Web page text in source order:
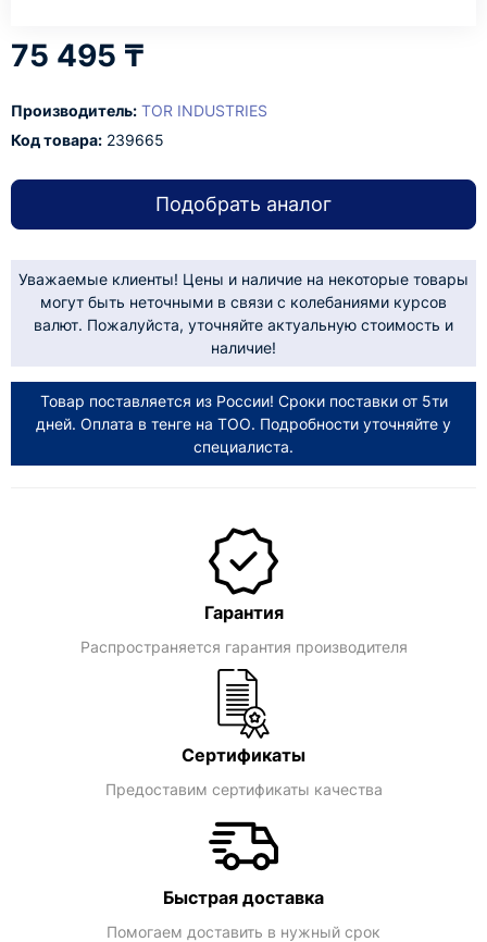
75 495 ₸
Производитель: TOR INDUSTRIES
Код товара: 239665
Подобрать аналог
Уважаемые клиенты! Цены и наличие на некоторые товары
могут быть неточными в связи с колебаниями курсов
валют. Пожалуйста, уточняйте актуальную стоимость и
наличие!
Товар поставляется из России! Сроки поставки от 5ти
дней. Оплата в тенге на ТОО. Подробности уточняйте у
специалиста.
Гарантия
Распространяется гарантия производителя
Сертификаты
Предоставим сертификаты качества
Быстрая доставка
Помогаем доставить в нужный срок